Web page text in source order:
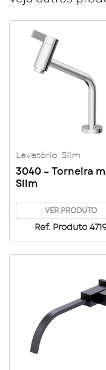
Lavatório, Slim
3040 – Torneira
Slim
VER PRODUTO
Ref. Produto